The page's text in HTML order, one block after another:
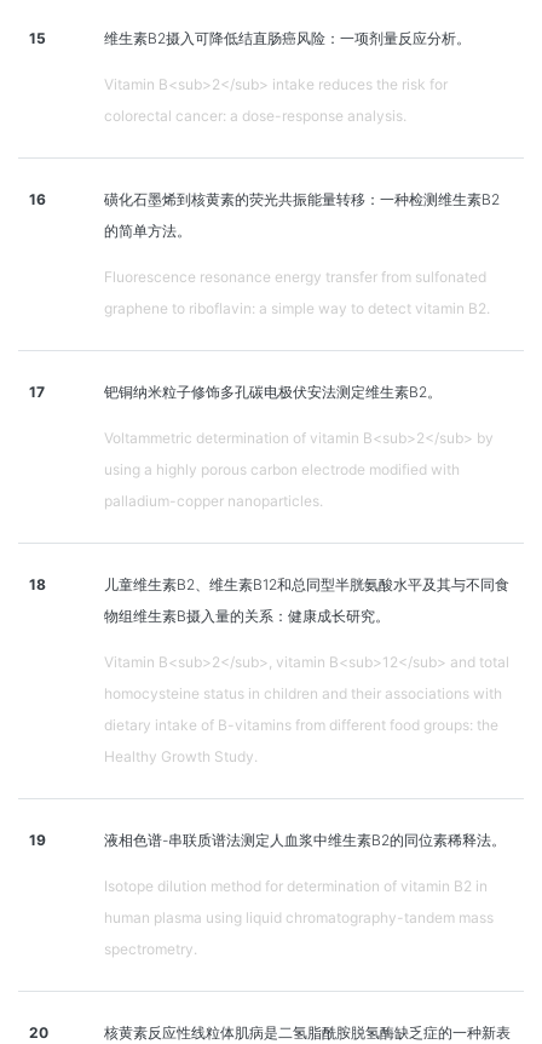
15 维生素B2摄入可降低结直肠癌风险：一项剂量反应分析。
Vitamin B<sub>2</sub> intake reduces the risk for
colorectal cancer: a dose-response analysis.
16
磺化石墨烯到核黄素的荧光共振能量转移：一种检测维生素B2
的简单方法。
Fluorescence resonance energy transfer from sulfonated
graphene to riboflavin: a simple way to detect vitamin B2.
17 钯铜纳米粒子修饰多孔碳电极伏安法测定维生素B2。
Voltammetric determination of vitamin B<sub>2</sub> by
using a highly porous carbon electrode modified with
palladium-copper nanoparticles.
18
儿童维生素B2、维生素B12和总同型半胱氨酸水平及其与不同食
物组维生素B摄入量的关系：健康成长研究。
Vitamin B<sub>2</sub>, vitamin B<sub>12</sub> and total
homocysteine status in children and their associations with
dietary intake of B-vitamins from different food groups: the
Healthy Growth Study.
19 液相色谱-串联质谱法测定人血浆中维生素B2的同位素稀释法。
Isotope dilution method for determination of vitamin B2 in
human plasma using liquid chromatography-tandem mass
spectrometry.
20
核黄素反应性线粒体肌病是二氢脂酰胺脱氢酶缺乏症的一种新表